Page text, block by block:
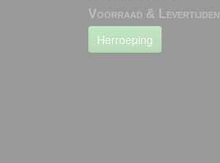
Voorraad & Levertijden
Herroeping